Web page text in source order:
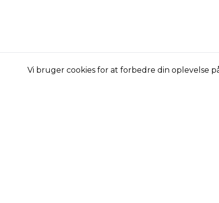
Vi bruger cookies for at forbedre din oplevelse